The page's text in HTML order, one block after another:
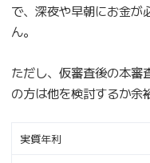
で、深夜や早朝にお金が
ん。
ただし、仮審査後の本審
の方は他を検討するか余
実質年利